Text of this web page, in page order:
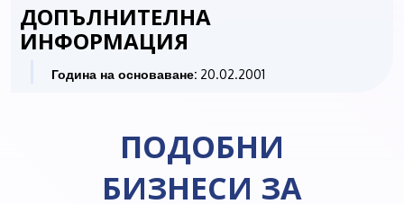
ДОПЪЛНИТЕЛНА
ИНФОРМАЦИЯ
Година на основаване: 20.02.2001
ПОДОБНИ
БИЗНЕСИ ЗА